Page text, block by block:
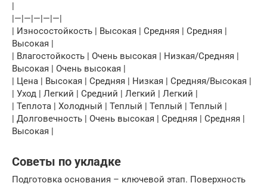
|
|—|—|—|—|—|
| Износостойкость | Высокая | Средняя | Средняя |
Высокая |
| Влагостойкость | Очень высокая | Низкая/Средняя |
Высокая | Очень высокая |
| Цена | Высокая | Средняя | Низкая | Средняя/Высокая |
| Уход | Легкий | Средний | Легкий | Легкий |
| Теплота | Холодный | Теплый | Теплый | Теплый |
| Долговечность | Очень высокая | Средняя | Средняя |
Высокая |
Советы по укладке
Подготовка основания – ключевой этап. Поверхность